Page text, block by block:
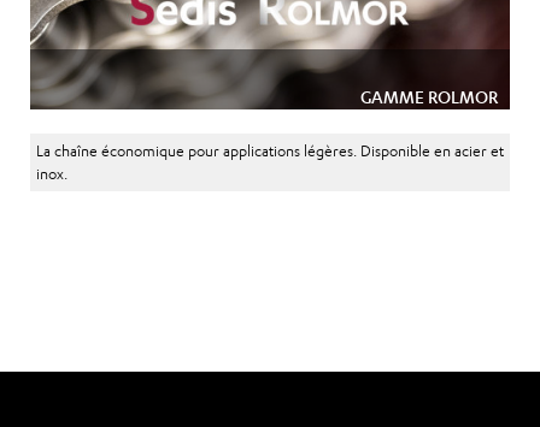
GAMME ROLMOR
La chaîne économique pour applications légères. Disponible en acier et
inox.